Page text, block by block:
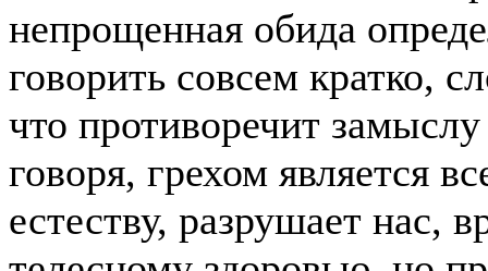
непрощенная обида
говорить совсем кратко,
что противоречит
говоря, грехом является
естеству, разрушает нас,